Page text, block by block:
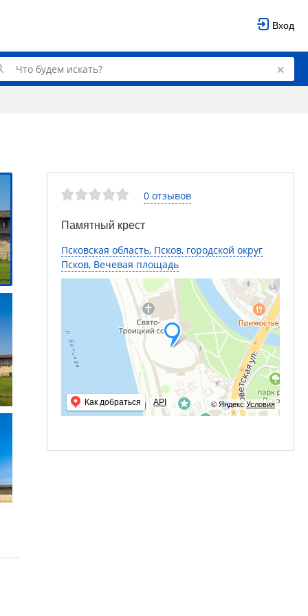
Вход
0 отзывов
Памятный крест
Псковская область, Псков, городской округ
Псков, Вечевая площадь
© Яндекс Условия
Как добраться API